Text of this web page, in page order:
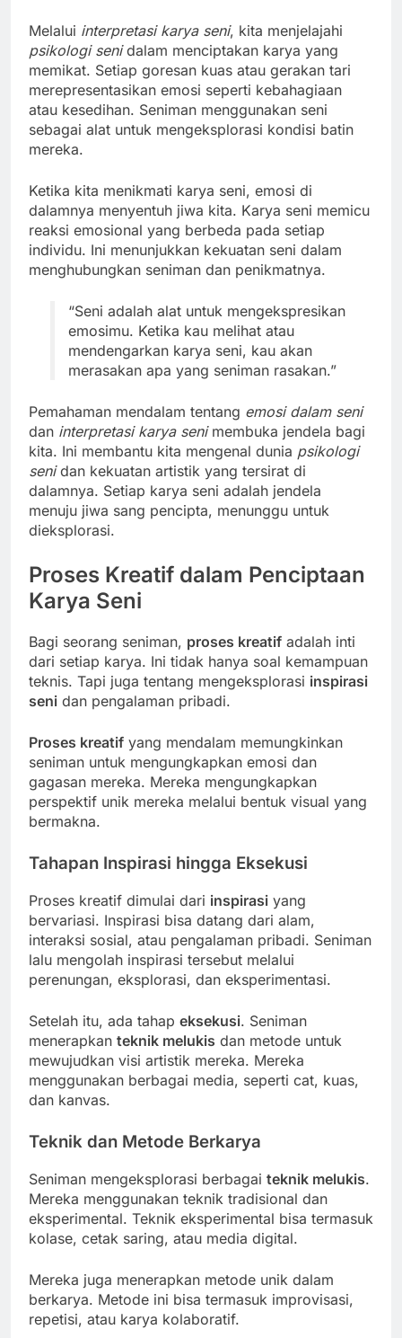
Melalui interpretasi karya seni, kita menjelajahi
psikologi senidalam menciptakan karya yang
memikat. Setiap goresan kuas atau gerakan tari
merepresentasikan emosi seperti kebahagiaan
atau kesedihan. Seniman menggunakan seni
sebagai alat untuk mengeksplorasi kondisi batin
mereka.
Ketika kita menikmati karya seni, emosi di
dalamnya menyentuh jiwa kita. Karya seni memicu
reaksi emosional yang berbeda pada setiap
individu. Ini menunjukkan kekuatan seni dalam
menghubungkan seniman dan penikmatnya.
“Seni adalah alat untuk mengekspresikan
emosimu. Ketika kau melihat atau
mendengarkan karya seni, kau akan
merasakan apa yang seniman rasakan.”
Pemahaman mendalam tentang emosi dalam seni
dan interpretasi karya senimembuka jendela bagi
kita. Ini membantu kita mengenal dunia psikologi
senidan kekuatan artistik yang tersirat di
dalamnya. Setiap karya seni adalah jendela
menuju jiwa sang pencipta, menunggu untuk
dieksplorasi.
Proses Kreatif dalam Penciptaan
Karya Seni
Bagi seorang seniman, proses kreatif adalah inti
dari setiap karya. Ini tidak hanya soal kemampuan
teknis. Tapi juga tentang mengeksplorasi inspirasi
seni dan pengalaman pribadi.
Proses kreatif yang mendalam memungkinkan
seniman untuk mengungkapkan emosi dan
gagasan mereka. Mereka mengungkapkan
perspektif unik mereka melalui bentuk visual yang
bermakna.
Tahapan Inspirasi hingga Eksekusi
Proses kreatif dimulai dari inspirasi yang
bervariasi. Inspirasi bisa datang dari alam,
interaksi sosial, atau pengalaman pribadi. Seniman
lalu mengolah inspirasi tersebut melalui
perenungan, eksplorasi, dan eksperimentasi.
Setelah itu, ada tahap eksekusi. Seniman
menerapkan teknik melukis dan metode untuk
mewujudkan visi artistik mereka. Mereka
menggunakan berbagai media, seperti cat, kuas,
dan kanvas.
Teknik dan Metode Berkarya
Seniman mengeksplorasi berbagai teknik melukis.
Mereka menggunakan teknik tradisional dan
eksperimental. Teknik eksperimental bisa termasuk
kolase, cetak saring, atau media digital.
Mereka juga menerapkan metode unik dalam
berkarya. Metode ini bisa termasuk improvisasi,
repetisi, atau karya kolaboratif.